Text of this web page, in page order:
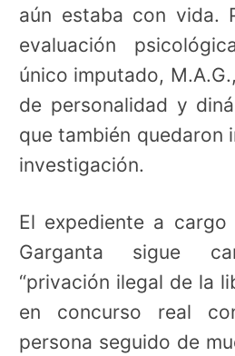
aún estaba con vida.
evaluación
único imputado,
de personalidad y
que también quedaron
investigación.
El expediente a
Garganta sigue
“privación ilegal de la
en concurso real
persona seguido de